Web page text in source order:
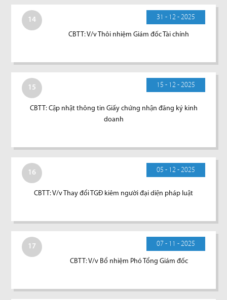
14 31 - 12 - 2025
CBTT: V/v Thôi nhiệm Giám đốc Tài chính
15 15 - 12 - 2025
CBTT: Cập nhật thông tin Giấy chứng nhận đăng ký kinh
doanh
16 05 - 12 - 2025
CBTT: V/v Thay đổi TGĐ kiêm người đại diện pháp luật
17 07 - 11 - 2025
CBTT: V/v Bổ nhiệm Phó Tổng Giám đốc